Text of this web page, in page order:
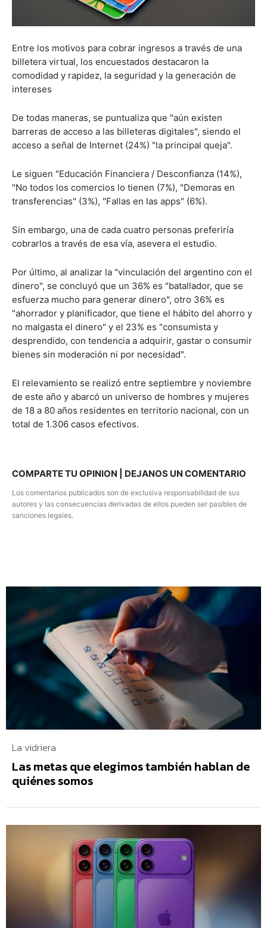
Entre los motivos para cobrar ingresos a través de una
billetera virtual, los encuestados destacaron la
comodidad y rapidez, la seguridad y la generación de
intereses
De todas maneras, se puntualiza que "aún existen
barreras de acceso a las billeteras digitales", siendo el
acceso a señal de Internet (24%) "la principal queja".
Le siguen "Educación Financiera / Desconfianza (14%),
"No todos los comercios lo tienen (7%), "Demoras en
transferencias" (3%), "Fallas en las apps" (6%).
Sin embargo, una de cada cuatro personas preferiría
cobrarlos a través de esa vía, asevera el estudio.
Por último, al analizar la "vinculación del argentino con el
dinero", se concluyó que un 36% es "batallador, que se
esfuerza mucho para generar dinero", otro 36% es
"ahorrador y planificador, que tiene el hábito del ahorro y
no malgasta el dinero" y el 23% es "consumista y
desprendido, con tendencia a adquirir, gastar o consumir
bienes sin moderación ni por necesidad".
El relevamiento se realizó entre septiembre y noviembre
de este año y abarcó un universo de hombres y mujeres
de 18 a 80 años residentes en territorio nacional, con un
total de 1.306 casos efectivos.
COMPARTE TU OPINION | DEJANOS UN COMENTARIO
Los comentarios publicados son de exclusiva responsabilidad de sus
autores y las consecuencias derivadas de ellos pueden ser pasibles de
sanciones legales.
La vidriera
Las metas que elegimos también hablan de
quiénes somos